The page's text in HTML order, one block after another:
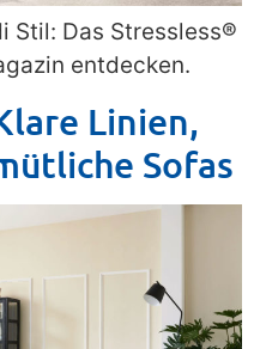
Stil: Das Stressless®
entdecken.
Linien,
Sofas